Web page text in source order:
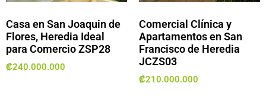
Casa en San Joaquin de
Flores, Heredia Ideal
para Comercio ZSP28
₡240.000.000
Comercial Clínica y
Apartamentos en San
Francisco de Heredia
JCZS03
₡210.000.000